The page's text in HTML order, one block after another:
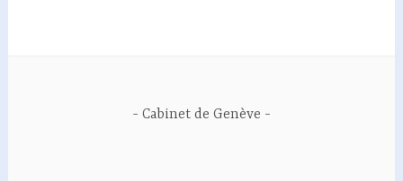
Cabinet de Genève